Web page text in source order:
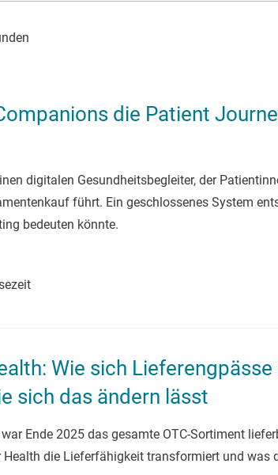
die Patient
digitalen Gesundheitsbegleiter, der
führt. Ein geschlossenes System
bedeuten könnte.
Wie sich
sich das ändern lässt
Ende 2025 das gesamte OTC-Sortiment
Health die Lieferfähigkeit transformiert und was